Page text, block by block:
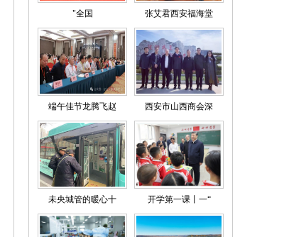
"全国 张艾君西安福海堂
端午佳节龙腾飞赵 西安市山西商会深
未央城管的暖心十 开学第一课丨一“